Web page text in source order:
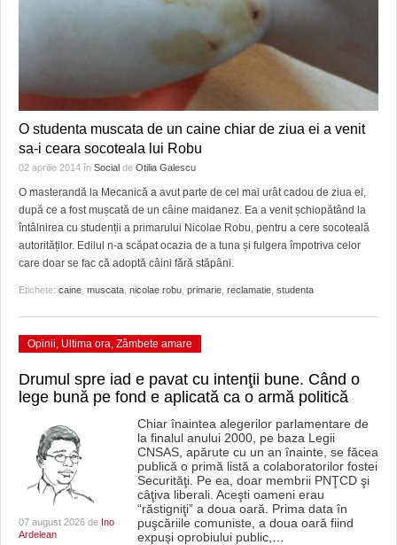
O studenta muscata de un caine chiar de ziua ei a venit
sa-i ceara socoteala lui Robu
02 aprilie 2014 în Social de Otilia Galescu
O masterandă la Mecanică a avut parte de cel mai urât cadou de ziua ei,
după ce a fost mușcată de un câine maidanez. Ea a venit șchiopătând la
întâlnirea cu studenții a primarului Nicolae Robu, pentru a cere socoteală
autorităților. Edilul n-a scăpat ocazia de a tuna și fulgera împotriva celor
care doar se fac că adoptă câini fără stăpâni.
Etichete: caine muscata nicolae robu primarie reclamatie studenta
Opinii Ultima ora Zâmbete amare
Drumul spre iad e pavat cu intenţii bune. Când o
lege bună pe fond e aplicată ca o armă politică
07 august 2026 de Ino
Ardelean
Chiar înaintea alegerilor parlamentare de
la finalul anului 2000, pe baza Legii
CNSAS, apărute cu un an înainte, se făcea
publică o primă listă a colaboratorilor fostei
Securităţi. Pe ea, doar membrii PNŢCD şi
câţiva liberali. Aceşti oameni erau
“răstigniţi” a doua oară. Prima data în
puşcăriile comuniste, a doua oară fiind
expuşi oprobiului public,